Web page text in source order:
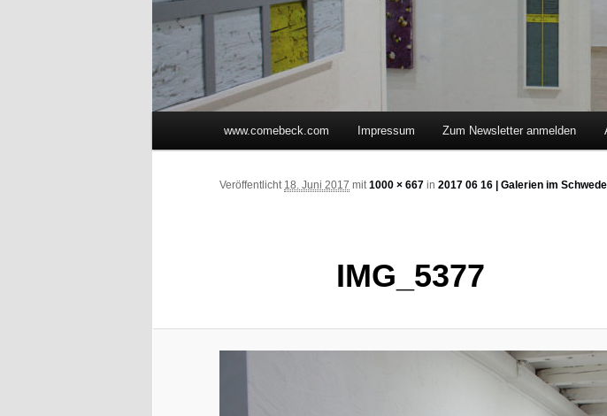
Zum Inhalt wechseln
Zum sekundären Inhalt wechseln
www.comebeck.com Impressum Zum Newsletter anmelden
IMG_5377
Veröffentlicht 18. Juni 2017 mit 1000 × 667 in 2017 06 16 | Galerien im